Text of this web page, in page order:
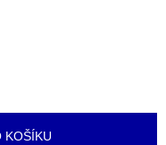
KOŠÍKU